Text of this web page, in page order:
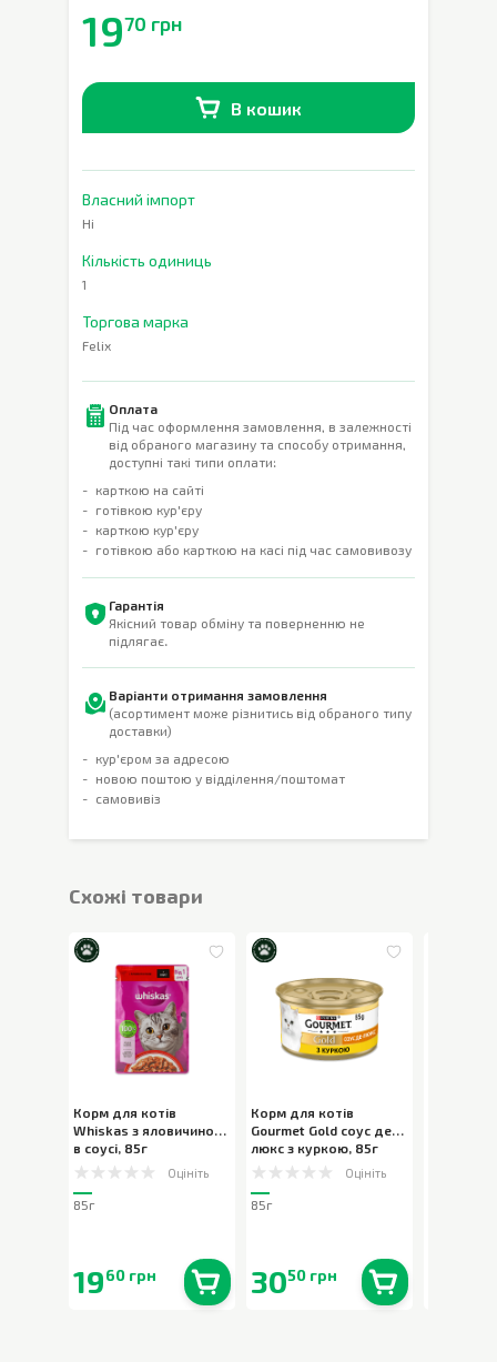
1970 грн
В кошик
Власний імпорт
Ні
Кількість одиниць
1
Торгова марка
Felix
Оплата
Під час оформлення замовлення, в залежності
від обраного магазину та способу отримання,
доступні такі типи оплати:
карткою на сайті
готівкою кур'єру
карткою кур'єру
готівкою або карткою на касі під час самовивозу
Гарантія
Якісний товар обміну та поверненню не
підлягає.
Варіанти отримання замовлення
(асортимент може різнитись від обраного типу
доставки)
кур'єром за адресою
новою поштою у відділення/поштомат
самовивіз
Cхожі товари
Корм для котів
Whiskas з яловичиною
в соусі, 85г
Оцініть
85г
1960 грн
Корм для котів
Gourmet Gold соус де-
люкс з куркою, 85г
Оцініть
85г
3050 грн